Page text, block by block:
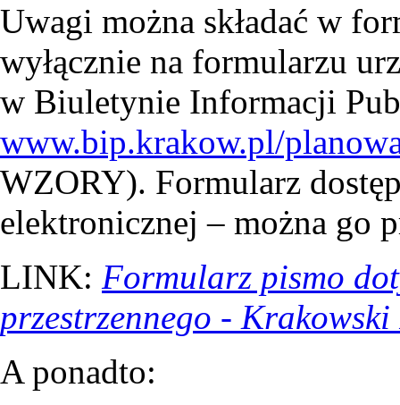
Uwagi można składać w
wyłącznie na formularzu
w Biuletynie Informacji
www.bip.krakow.pl/
WZORY). Formularz
elektronicznej – można go
LINK: Formularz pismo
przestrzennego -
A ponadto: